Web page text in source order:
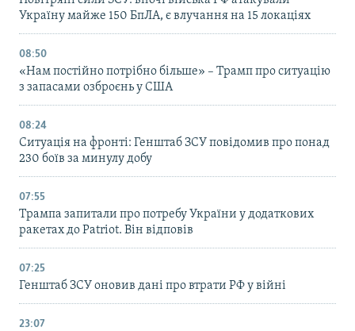
Україну майже 150 БпЛА, є влучання на 15 локаціях
08:50
«Нам постійно потрібно більше» – Трамп про ситуацію
з запасами озброєнь у США
08:24
Ситуація на фронті: Генштаб ЗСУ повідомив про понад
230 боїв за минулу добу
07:55
Трампа запитали про потребу України у додаткових
ракетах до Patriot. Він відповів
07:25
Генштаб ЗСУ оновив дані про втрати РФ у війні
23:07